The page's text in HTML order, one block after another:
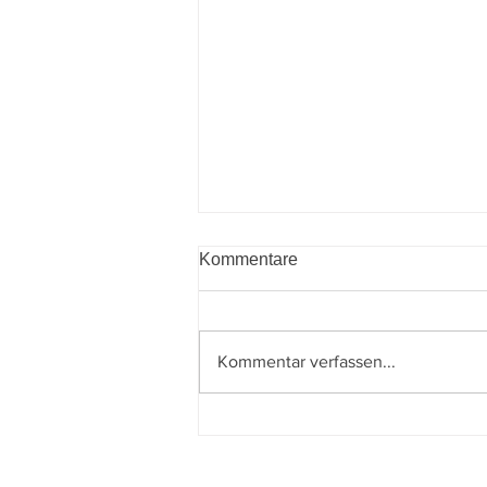
Kommentare
Kommentar verfassen...